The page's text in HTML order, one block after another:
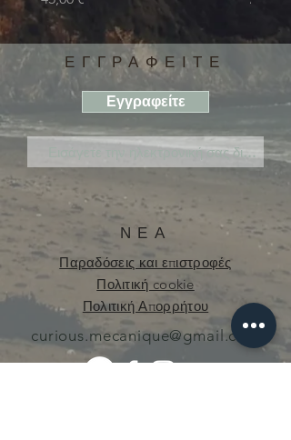
ΕΓΓΡΑΦΕΙΤΕ
Εγγραφείτε
ΝΕΑ
Παραδόσεις και επιστροφές
Πολιτική cookie
Πολιτική Απορρήτου
curious.mecanique@gmail.com